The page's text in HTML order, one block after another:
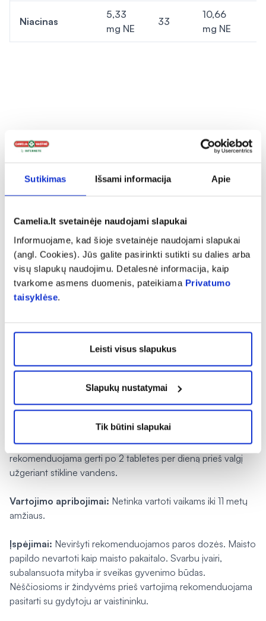
Sutikimas Išsami informacija Apie
Camelia.lt svetainėje naudojami slapukai
Informuojame, kad šioje svetainėje naudojami slapukai
(angl. Cookies). Jūs galite pasirinkti sutikti su dalies arba
visų slapukų naudojimu. Detalesnė informacija, kaip
tvarkome asmens duomenis, pateikiama Privatumo
taisyklėse.
Leisti visus slapukus
Slapukų nustatymai
Tik būtini slapukai
Niacinas
5,33
mg NE
33
10,66
mg NE
*RMV –referencinė maistinė vertė.
Gerti po 1 tabletę per dieną prieš valgį
užsigeriant stikline vandens. Pirmąsias 45 dienas
rekomenduojama gerti po 2 tabletes per dieną prieš valgį
užgeriant stikline vandens.
Vartojimo apribojimai: Netinka vartoti vaikams iki 11 metų
amžiaus.
Įspėjimai: Neviršyti rekomenduojamos paros dozės. Maisto
papildo nevartoti kaip maisto pakaitalo. Svarbu įvairi,
subalansuota mityba ir sveikas gyvenimo būdas.
Nėščiosioms ir žindyvėms prieš vartojimą rekomenduojama
pasitarti su gydytoju ar vaistininku.